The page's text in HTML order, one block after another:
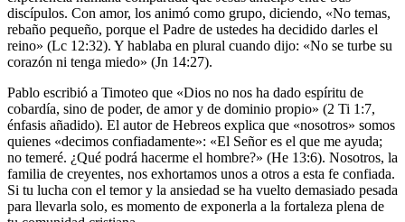
discípulos. Con amor, los animó como grupo, diciendo, «No temas,
rebaño pequeño, porque el Padre de ustedes ha decidido darles el
reino» (Lc 12:32). Y hablaba en plural cuando dijo: «No se turbe su
corazón ni tenga miedo» (Jn 14:27).
Pablo escribió a Timoteo que «Dios no nos ha dado espíritu de
cobardía, sino de poder, de amor y de dominio propio» (2 Ti 1:7,
énfasis añadido). El autor de Hebreos explica que «nosotros» somos
quienes «decimos confiadamente»: «El Señor es el que me ayuda;
no temeré. ¿Qué podrá hacerme el hombre?» (He 13:6). Nosotros, la
familia de creyentes, nos exhortamos unos a otros a esta fe confiada.
Si tu lucha con el temor y la ansiedad se ha vuelto demasiado pesada
para llevarla solo, es momento de exponerla a la fortaleza plena de